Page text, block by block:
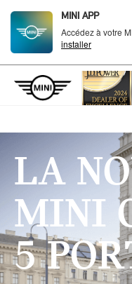
MINI APP
Accédez à votre
installer
LA
MINI
5